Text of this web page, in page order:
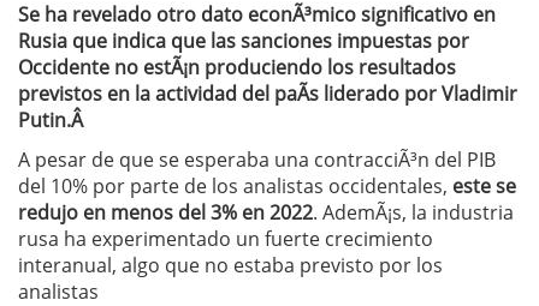
Se ha revelado otro dato econÃ³mico significativo en
Rusia que indica que las sanciones impuestas por
Occidente no estÃ¡n produciendo los resultados
previstos en la actividad del paÃ­s liderado por Vladimir
Putin.Â
A pesar de que se esperaba una contracciÃ³n del PIB
del 10% por parte de los analistas occidentales, este se
redujo en menos del 3% en 2022. AdemÃ¡s, la industria
rusa ha experimentado un fuerte crecimiento
interanual, algo que no estaba previsto por los
analistas